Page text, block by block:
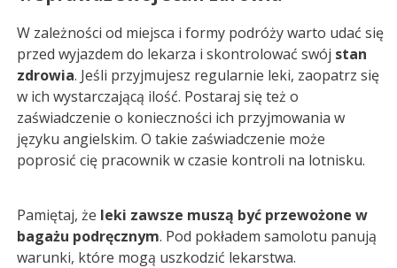
W zależności od miejsca i formy podróży warto udać się
przed wyjazdem do lekarza i skontrolować swój stan
zdrowia. Jeśli przyjmujesz regularnie leki, zaopatrz się
w ich wystarczającą ilość. Postaraj się też o
zaświadczenie o konieczności ich przyjmowania w
języku angielskim. O takie zaświadczenie może
poprosić cię pracownik w czasie kontroli na lotnisku.
Pamiętaj, że leki zawsze muszą być przewożone w
bagażu podręcznym. Pod pokładem samolotu panują
warunki, które mogą uszkodzić lekarstwa.